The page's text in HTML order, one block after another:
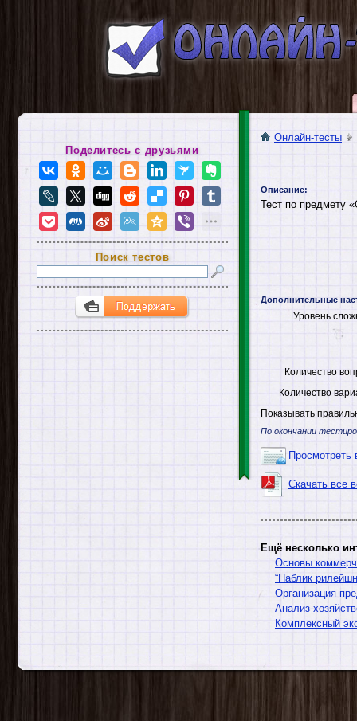
Онлайн-тесты
Описание:
Тест по предмету
Дополнительные
Уровень
Количество
Количество
Показывать
По окончании
Просмотреть
Скачать все
Ещё несколько
Основы
“Паблик
Организация
Анализ
Комплексный
Поделитесь с друзьями
Поиск тестов